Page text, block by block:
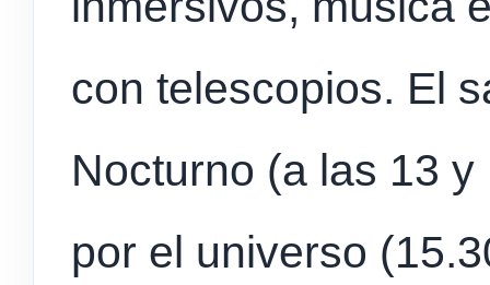
con telescopios. El
Nocturno (a las 13
por el universo